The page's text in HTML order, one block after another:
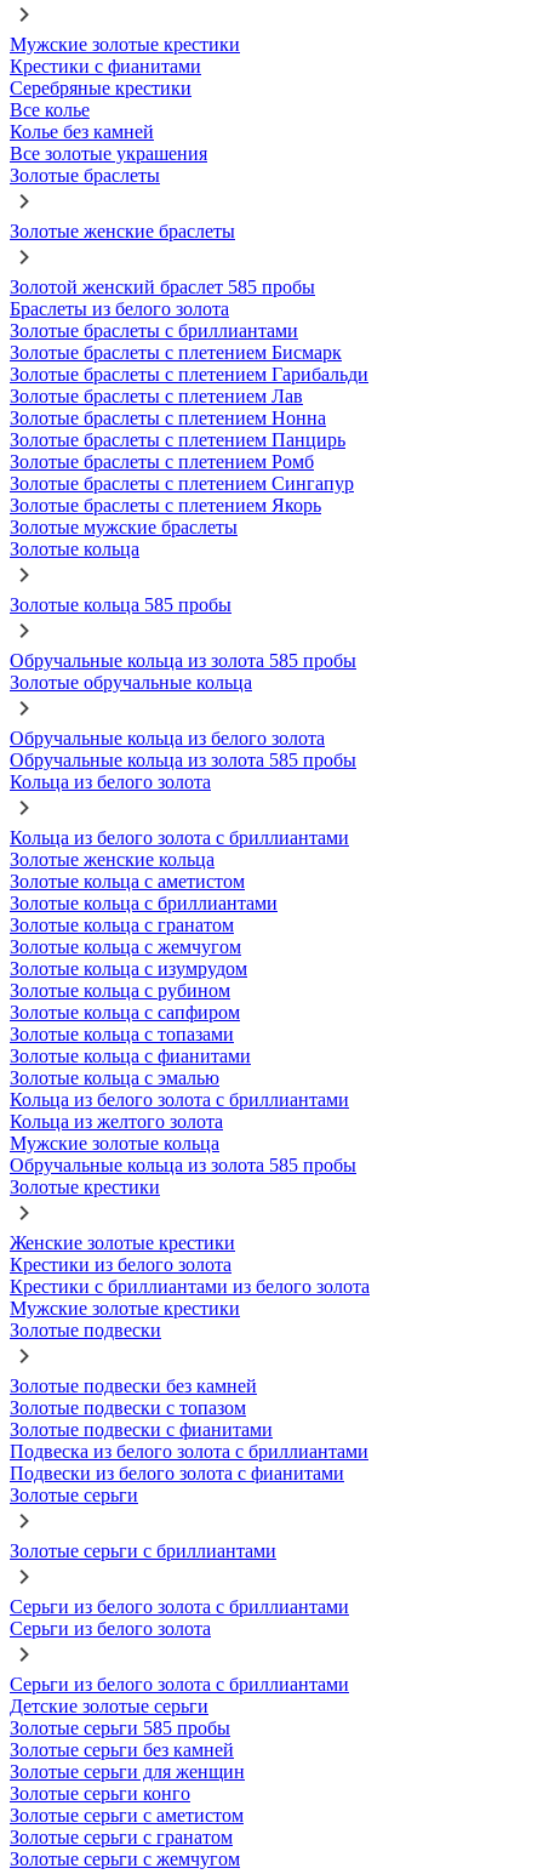
Мужские золотые крестики
Крестики с фианитами
Серебряные крестики
Все колье
Колье без камней
Все золотые украшения
Золотые браслеты
Золотые женские браслеты
Золотой женский браслет 585 пробы
Браслеты из белого золота
Золотые браслеты с бриллиантами
Золотые браслеты с плетением Бисмарк
Золотые браслеты с плетением Гарибальди
Золотые браслеты с плетением Лав
Золотые браслеты с плетением Нонна
Золотые браслеты с плетением Панцирь
Золотые браслеты с плетением Ромб
Золотые браслеты с плетением Сингапур
Золотые браслеты с плетением Якорь
Золотые мужские браслеты
Золотые кольца
Золотые кольца 585 пробы
Обручальные кольца из золота 585 пробы
Золотые обручальные кольца
Обручальные кольца из белого золота
Обручальные кольца из золота 585 пробы
Кольца из белого золота
Кольца из белого золота с бриллиантами
Золотые женские кольца
Золотые кольца с аметистом
Золотые кольца с бриллиантами
Золотые кольца с гранатом
Золотые кольца с жемчугом
Золотые кольца с изумрудом
Золотые кольца с рубином
Золотые кольца с сапфиром
Золотые кольца с топазами
Золотые кольца с фианитами
Золотые кольца с эмалью
Кольца из белого золота с бриллиантами
Кольца из желтого золота
Мужские золотые кольца
Обручальные кольца из золота 585 пробы
Золотые крестики
Женские золотые крестики
Крестики из белого золота
Крестики с бриллиантами из белого золота
Мужские золотые крестики
Золотые подвески
Золотые подвески без камней
Золотые подвески с топазом
Золотые подвески с фианитами
Подвеска из белого золота с бриллиантами
Подвески из белого золота с фианитами
Золотые серьги
Золотые серьги с бриллиантами
Серьги из белого золота с бриллиантами
Серьги из белого золота
Серьги из белого золота с бриллиантами
Детские золотые серьги
Золотые серьги 585 пробы
Золотые серьги без камней
Золотые серьги для женщин
Золотые серьги конго
Золотые серьги с аметистом
Золотые серьги с гранатом
Золотые серьги с жемчугом